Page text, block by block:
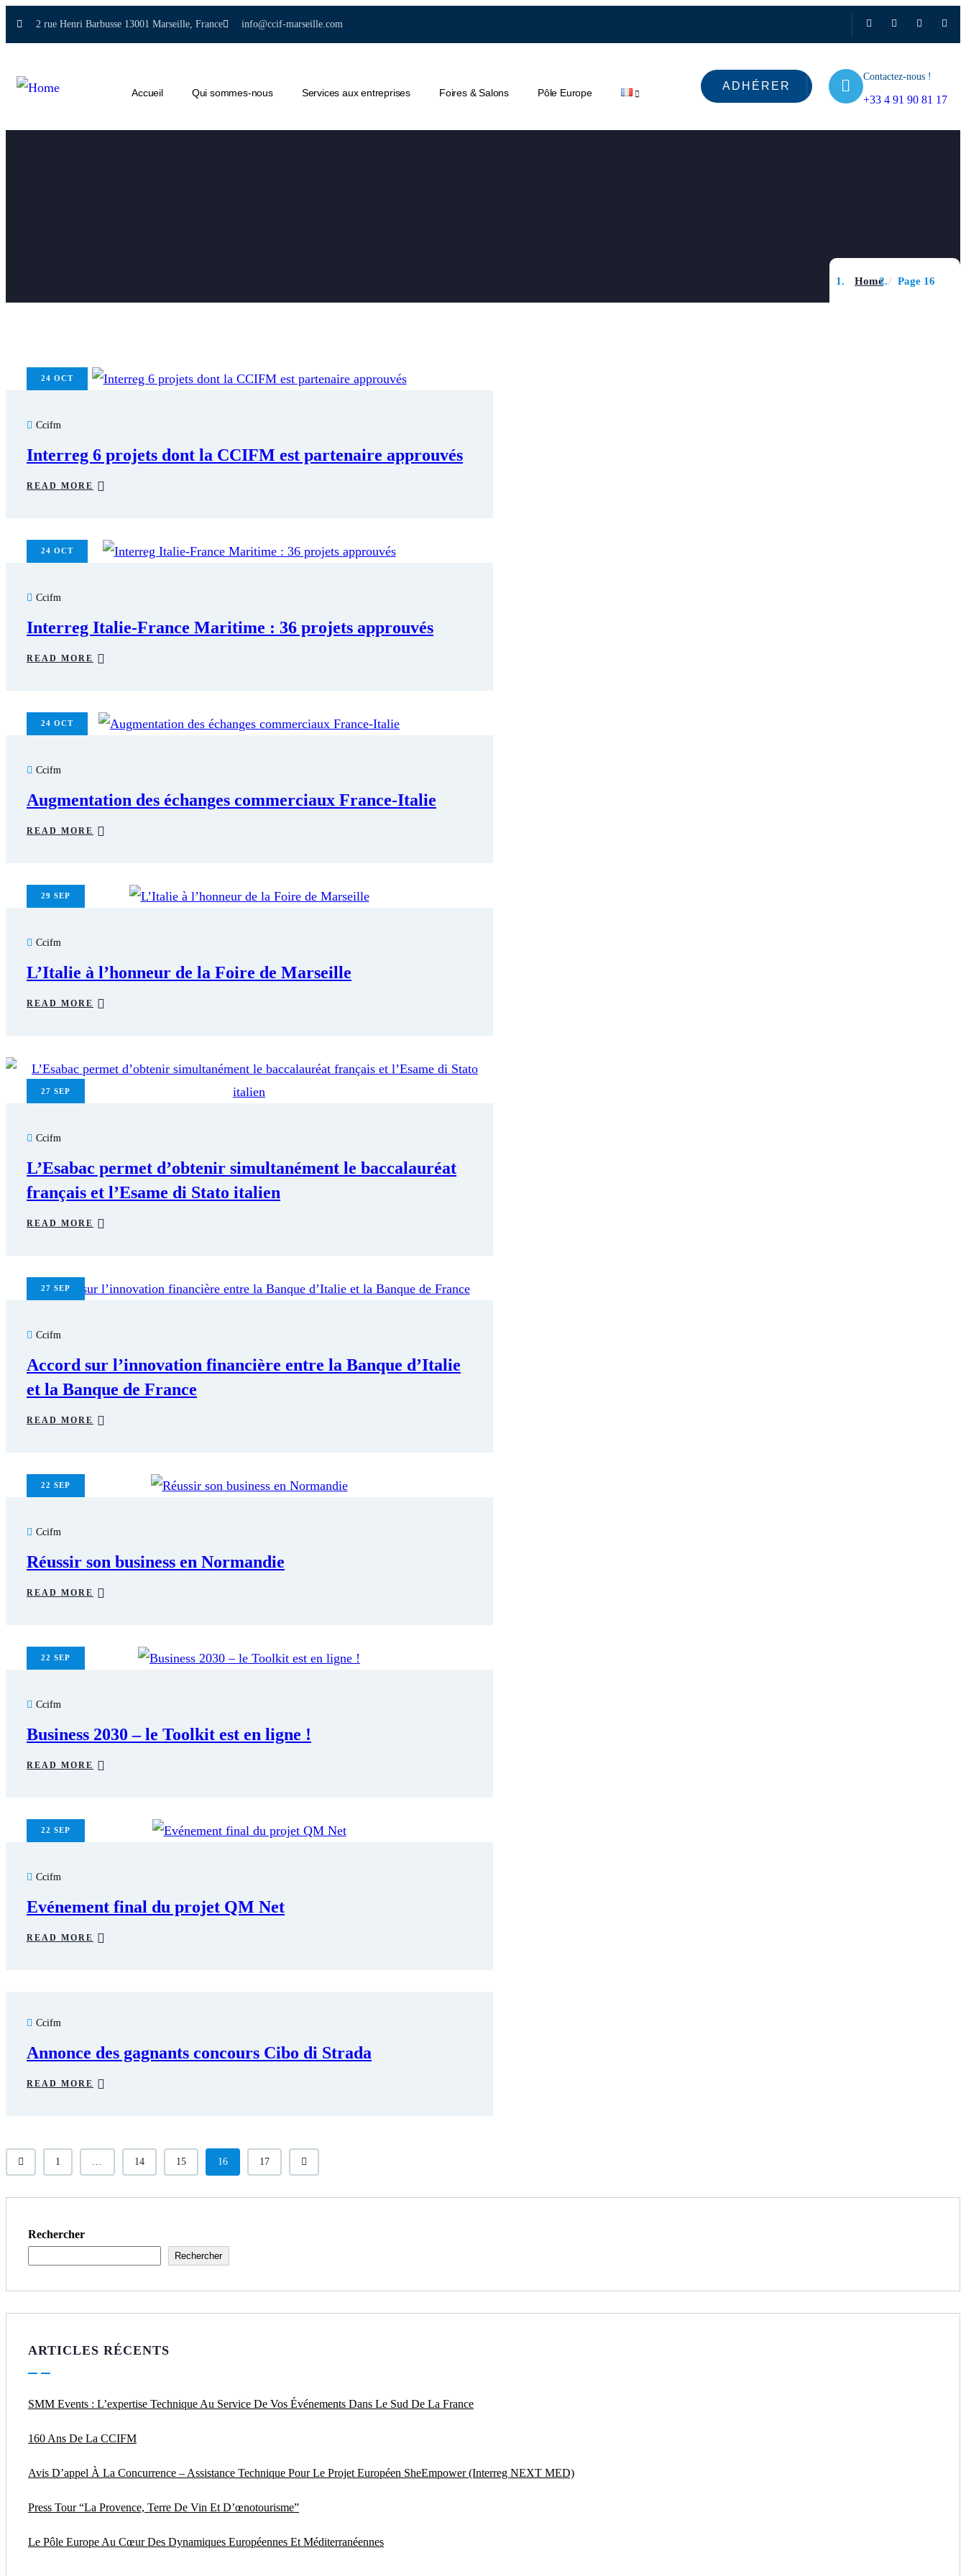
2 rue Henri Barbusse 13001 Marseille, France info@ccif-marseille.com
Accueil Qui sommes-nous Services aux entreprises Foires & Salons Pôle Europe
ADHÉRER
Contactez-nous !
+33 4 91 90 81 17
Home Page 16
24 OCT
Ccifm
Interreg 6 projets dont la CCIFM est partenaire approuvés
READ MORE
24 OCT
Ccifm
Interreg Italie-France Maritime : 36 projets approuvés
READ MORE
24 OCT
Ccifm
Augmentation des échanges commerciaux France-Italie
READ MORE
29 SEP
Ccifm
L’Italie à l’honneur de la Foire de Marseille
READ MORE
27 SEP
Ccifm
L’Esabac permet d’obtenir simultanément le baccalauréat
français et l’Esame di Stato italien
READ MORE
27 SEP
Ccifm
Accord sur l’innovation financière entre la Banque d’Italie
et la Banque de France
READ MORE
22 SEP
Ccifm
Réussir son business en Normandie
READ MORE
22 SEP
Ccifm
Business 2030 – le Toolkit est en ligne !
READ MORE
22 SEP
Ccifm
Evénement final du projet QM Net
READ MORE
Ccifm
Annonce des gagnants concours Cibo di Strada
READ MORE
1 ... 14 15 16 17
Rechercher
Rechercher
ARTICLES RÉCENTS
SMM Events : L’expertise Technique Au Service De Vos Événements Dans Le Sud De La France
160 Ans De La CCIFM
Avis D’appel À La Concurrence – Assistance Technique Pour Le Projet Européen SheEmpower (Interreg NEXT MED)
Press Tour “La Provence, Terre De Vin Et D’œnotourisme”
Le Pôle Europe Au Cœur Des Dynamiques Européennes Et Méditerranéennes